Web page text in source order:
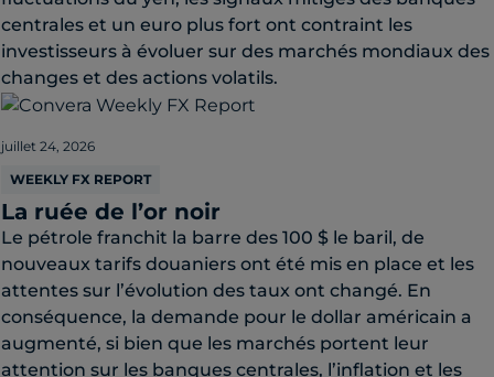
centrales et un euro plus fort ont contraint les
investisseurs à évoluer sur des marchés mondiaux des
changes et des actions volatils.
juillet 24, 2026
WEEKLY FX REPORT
La ruée de l’or noir
Le pétrole franchit la barre des 100 $ le baril, de
nouveaux tarifs douaniers ont été mis en place et les
attentes sur l’évolution des taux ont changé. En
conséquence, la demande pour le dollar américain a
augmenté, si bien que les marchés portent leur
attention sur les banques centrales, l’inflation et les